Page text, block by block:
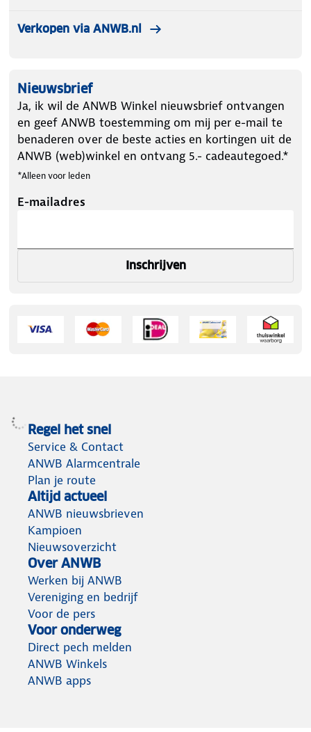
Verkopen via ANWB.nl
Nieuwsbrief
Ja, ik wil de ANWB Winkel nieuwsbrief ontvangen
en geef ANWB toestemming om mij per e-mail te
benaderen over de beste acties en kortingen uit de
ANWB (web)winkel en ontvang 5.- cadeautegoed.*
*Alleen voor leden
E-mailadres
Inschrijven
Regel het snel
Service & Contact
ANWB Alarmcentrale
Plan je route
Altijd actueel
ANWB nieuwsbrieven
Kampioen
Nieuwsoverzicht
Over ANWB
Werken bij ANWB
Vereniging en bedrijf
Voor de pers
Voor onderweg
Direct pech melden
ANWB Winkels
ANWB apps